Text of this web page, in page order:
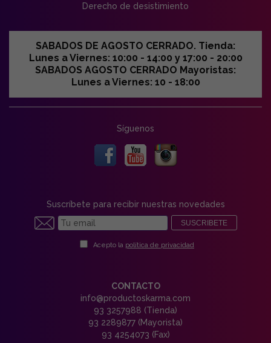
Derecho de desistimiento
SABADOS DE AGOSTO CERRADO. Tienda:
Lunes a Viernes: 10:00 - 14:00 y 17:00 - 20:00
SABADOS AGOSTO CERRADO Mayoristas:
Lunes a Viernes: 10 - 18:00
Síguenos
Suscríbete para recibir nuestras novedades
SUSCRIBETE
Acepto la política de privacidad
CONTACTO
info@productoskarma.com
93 3257988 (Tienda)
93 2289877 (Mayorista)
93 4254073 (Fax)